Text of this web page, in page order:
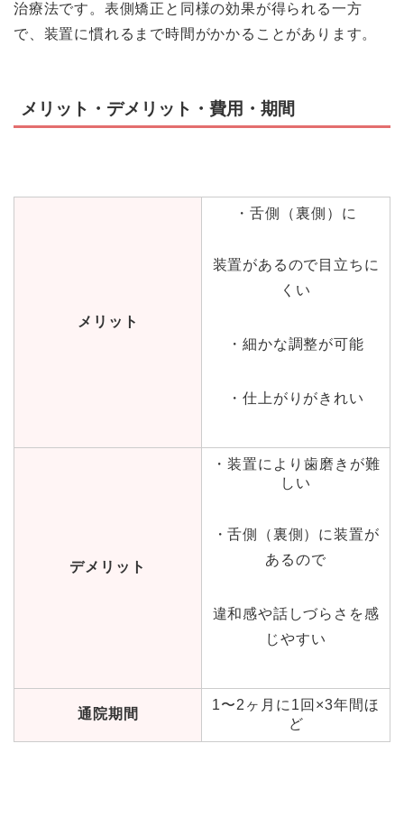
治療法です。表側矯正と同様の効果が得られる一方
で、装置に慣れるまで時間がかかることがあります。
メリット・デメリット・費用・期間
メリット
・舌側（裏側）に
装置があるので目立ちに
くい
・細かな調整が可能
・仕上がりがきれい
デメリット
・装置により歯磨きが難
しい
・舌側（裏側）に装置が
あるので
違和感や話しづらさを感
じやすい
通院期間
1〜2ヶ月に1回×3年間ほ
ど